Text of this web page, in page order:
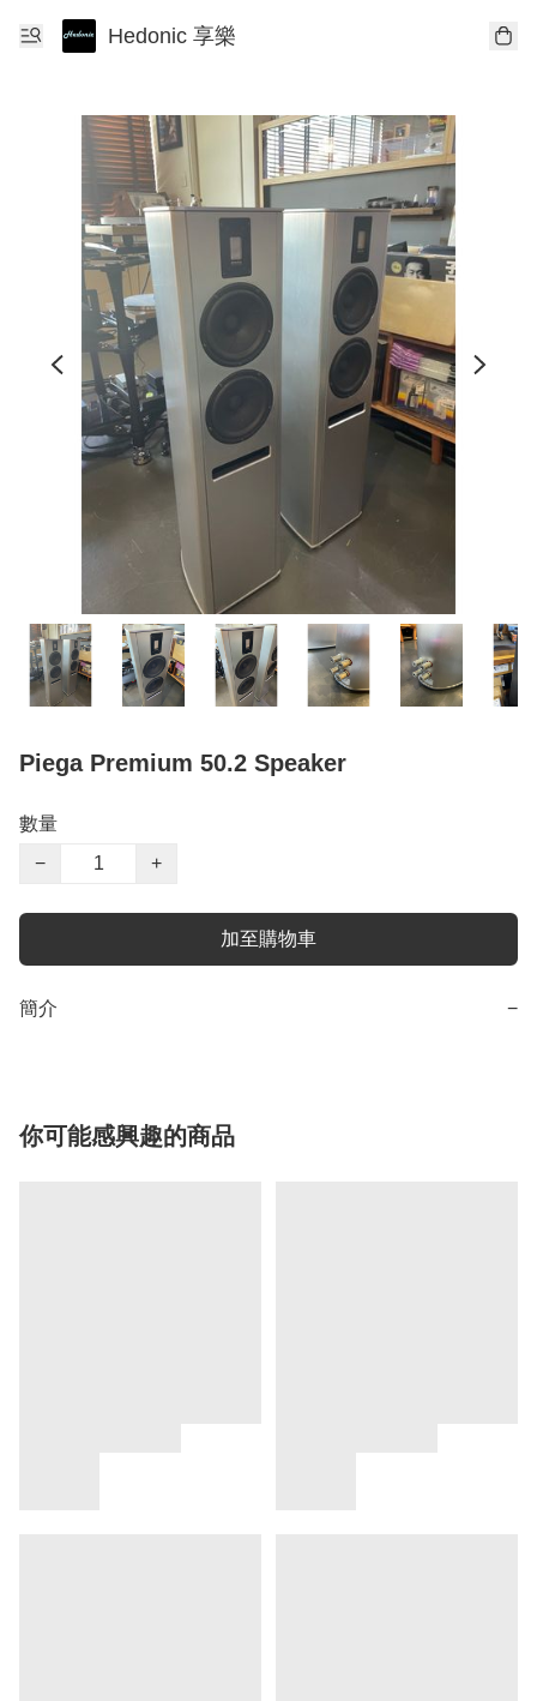
Hedonic 享樂
Piega Premium 50.2 Speaker
數量
−
+
加至購物車
簡介 −
你可能感興趣的商品